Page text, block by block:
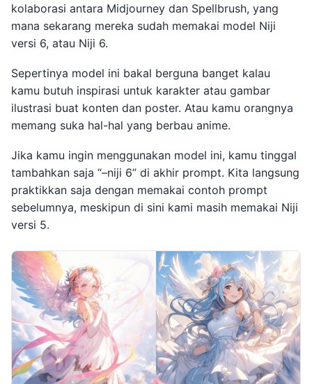
kolaborasi antara Midjourney dan Spellbrush, yang
mana sekarang mereka sudah memakai model Niji
versi 6, atau Niji 6.
Sepertinya model ini bakal berguna banget kalau
kamu butuh inspirasi untuk karakter atau gambar
ilustrasi buat konten dan poster. Atau kamu orangnya
memang suka hal-hal yang berbau anime.
Jika kamu ingin menggunakan model ini, kamu tinggal
tambahkan saja “–niji 6” di akhir prompt. Kita langsung
praktikkan saja dengan memakai contoh prompt
sebelumnya, meskipun di sini kami masih memakai Niji
versi 5.